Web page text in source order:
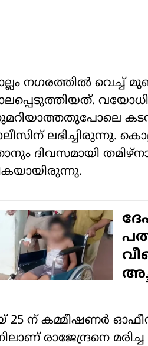
നഗരത്തില്‍ വെച്ച്
ലഭിച്ചിരുന്നു.
ദിവസമായി
25 ന് കമ്മീഷണര്‍
രാജേന്ദ്രനെ